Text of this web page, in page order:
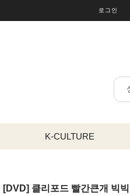
로그인
K-CULTURE
[DVD] 클리포드 빨간큰개 빅